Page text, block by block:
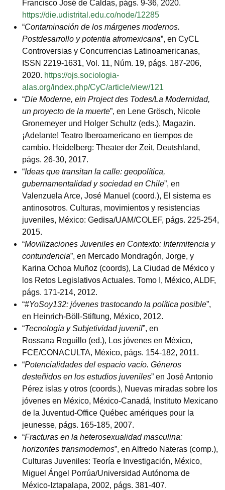
Francisco José de Caldas, págs. 9-36, 2020.
https://die.udistrital.edu.co/node/12285
“Contaminación de los márgenes modernos.
Postdesarrollo y potentia afromexicana”, en CyCL
Controversias y Concurrencias Latinoamericanas,
ISSN 2219-1631, Vol. 11, Núm. 19, págs. 187-206,
2020. https://ojs.sociologia-
alas.org/index.php/CyC/article/view/121
“Die Moderne, ein Project des Todes/La Modernidad,
un proyecto de la muerte”, en Lene Grösch, Nicole
Gronemeyer und Holger Schultz (eds.), Magazin.
¡Adelante! Teatro Iberoamericano en tiempos de
cambio. Heidelberg: Theater der Zeit, Deutshland,
págs. 26-30, 2017.
“Ideas que transitan la calle: geopolítica,
gubernamentalidad y sociedad en Chile”, en
Valenzuela Arce, José Manuel (coord.), El sistema es
antinosotros. Culturas, movimientos y resistencias
juveniles, México: Gedisa/UAM/COLEF, págs. 225-254,
2015.
“Movilizaciones Juveniles en Contexto: Intermitencia y
contundencia”, en Mercado Mondragón, Jorge, y
Karina Ochoa Muñoz (coords), La Ciudad de México y
los Retos Legislativos Actuales. Tomo I, México, ALDF,
págs. 171-214, 2012.
“#YoSoy132: jóvenes trastocando la política posible”,
en Heinrich-Böll-Stiftung, México, 2012.
“Tecnología y Subjetividad juvenil”, en
Rossana Reguillo (ed.), Los jóvenes en México,
FCE/CONACULTA, México, págs. 154-182, 2011.
“Potencialidades del espacio vacío. Géneros
desteñidos en los estudios juveniles” en José Antonio
Pérez islas y otros (coords.), Nuevas miradas sobre los
jóvenes en México, México-Canadá, Instituto Mexicano
de la Juventud-Office Québec amériques pour la
jeunesse, págs. 165-185, 2007.
“Fracturas en la heterosexualidad masculina:
horizontes transmodernos”, en Alfredo Nateras (comp.),
Culturas Juveniles: Teoría e Investigación, México,
Miguel Ángel Porrúa/Universidad Autónoma de
México-Iztapalapa, 2002, págs. 381-407.